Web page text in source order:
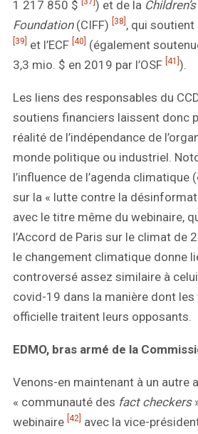
1 217 850 $
) et de la
Foundation(CIFF) [38] , qui soutient
[39] et l’ECF [40]
(également
3,3 mio. $ en 2019 par l’OSF [41] ).
Les liens des responsables du
soutiens financiers laissent donc
réalité de l’indépendance de
monde politique ou industriel.
l’influence de l’agenda climatique
sur la « lutte contre la
avec le titre même du webinaire,
l’Accord de Paris sur le climat de
le changement climatique donne
controversé assez similaire à
covid-19 dans la manière dont
officielle traitent leurs opposants.
EDMO, bras armé de la
Venons-en maintenant à un autre
« communauté des fact checkers
webinaire [42] avec la vice-